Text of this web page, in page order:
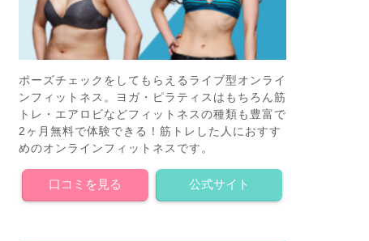
ポーズチェックをしてもらえるライブ型オンライ
ンフィットネス。ヨガ・ピラティスはもちろん筋
トレ・エアロビなどフィットネスの種類も豊富で
2ヶ月無料で体験できる！筋トレした人におすす
めのオンラインフィットネスです。
口コミを見る 公式サイト